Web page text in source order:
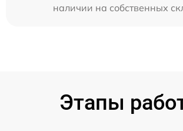
наличии на собственных
Этапы